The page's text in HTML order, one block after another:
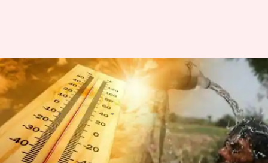
హైదరాబాద్‌ వాసులూ జాగ్రత్త; పెరిగిన
పగటి పూట ఉష్ణోగ్రతలు
వ్రాసిన వారు Stalin Apr 08, 2023 04:58 pm
ఈ వార్తాకథనం ఏంటి